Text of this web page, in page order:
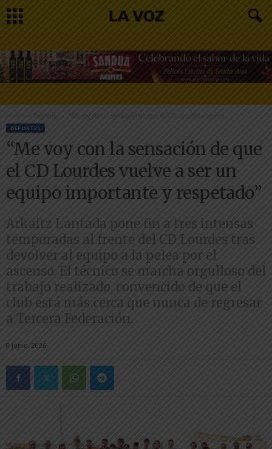
Inicio “Me voy con la sensación de que el CD Lourdes vuelve a...
DEPORTES
“Me voy con la sensación de que
el CD Lourdes vuelve a ser un
equipo importante y respetado”
Arkaitz Lantada pone fin a tres intensas
temporadas al frente del CD Lourdes tras
devolver al equipo a la pelea por el
ascenso. El técnico se marcha orgulloso del
trabajo realizado, convencido de que el
club está más cerca que nunca de regresar
a Tercera Federación.
8 junio, 2026